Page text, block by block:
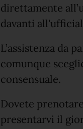
direttamente
davanti
L’assistenza da
comunque
consensuale.
Dovete
presentarvi il